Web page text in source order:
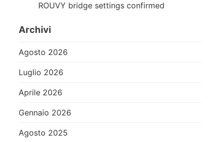
ROUVY bridge settings confirmed
Archivi
Agosto 2026
Luglio 2026
Aprile 2026
Gennaio 2026
Agosto 2025